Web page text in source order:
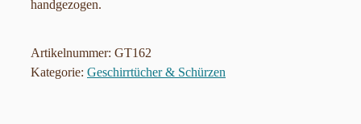
handgezogen.
Artikelnummer: GT162
Kategorie: Geschirrtücher & Schürzen